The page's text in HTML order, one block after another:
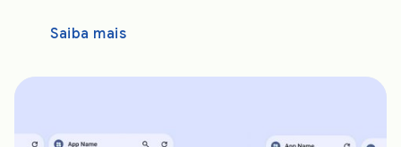
Saiba mais